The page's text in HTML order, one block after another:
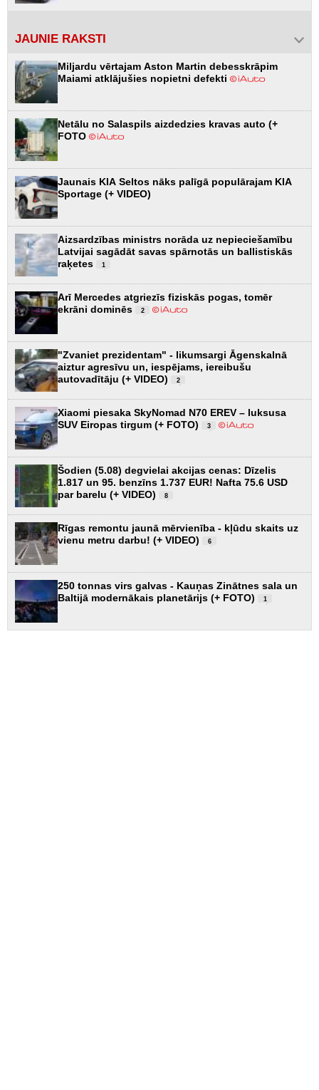
JAUNIE RAKSTI
Miljardu vērtajam Aston Martin debesskrāpim
Maiami atklājušies nopietni defekti
Netālu no Salaspils aizdedzies kravas auto (+
FOTO
Jaunais KIA Seltos nāks palīgā populārajam KIA
Sportage (+ VIDEO)
Aizsardzības ministrs norāda uz nepieciešamību
Latvijai sagādāt savas spārnotās un ballistiskās
raķetes
1
Arī Mercedes atgriezīs fiziskās pogas, tomēr
ekrāni dominēs
2
"Zvaniet prezidentam" - likumsargi Āgenskalnā
aiztur agresīvu un, iespējams, iereibušu
autovadītāju (+ VIDEO)
2
Xiaomi piesaka SkyNomad N70 EREV – luksusa
SUV Eiropas tirgum (+ FOTO)
3
Šodien (5.08) degvielai akcijas cenas: Dīzelis
1.817 un 95. benzīns 1.737 EUR! Nafta 75.6 USD
par barelu (+ VIDEO)
8
Rīgas remontu jaunā mērvienība - kļūdu skaits uz
vienu metru darbu! (+ VIDEO)
6
250 tonnas virs galvas - Kauņas Zinātnes sala un
Baltijā modernākais planetārijs (+ FOTO)
1